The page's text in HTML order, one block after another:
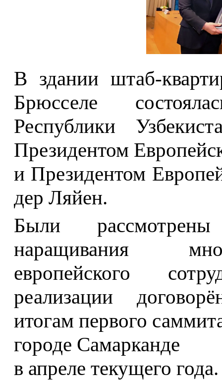
В здании штаб-
Брюсселе
Республики
Президентом
и Президентом
дер Ляйен.
Были
наращивания
европейского
реализации
итогам первого
городе Самарканде
в апреле текущего года.